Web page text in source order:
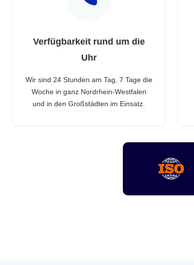
Verfügbarkeit rund um die
Uhr
Wir sind 24 Stunden am Tag, 7 Tage die
Woche in ganz Nordrhein-Westfalen
und in den Großstädten im Einsatz.